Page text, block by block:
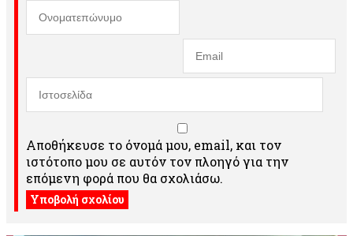
Αποθήκευσε το όνομά μου, email, και τον
ιστότοπο μου σε αυτόν τον πλοηγό για την
επόμενη φορά που θα σχολιάσω.